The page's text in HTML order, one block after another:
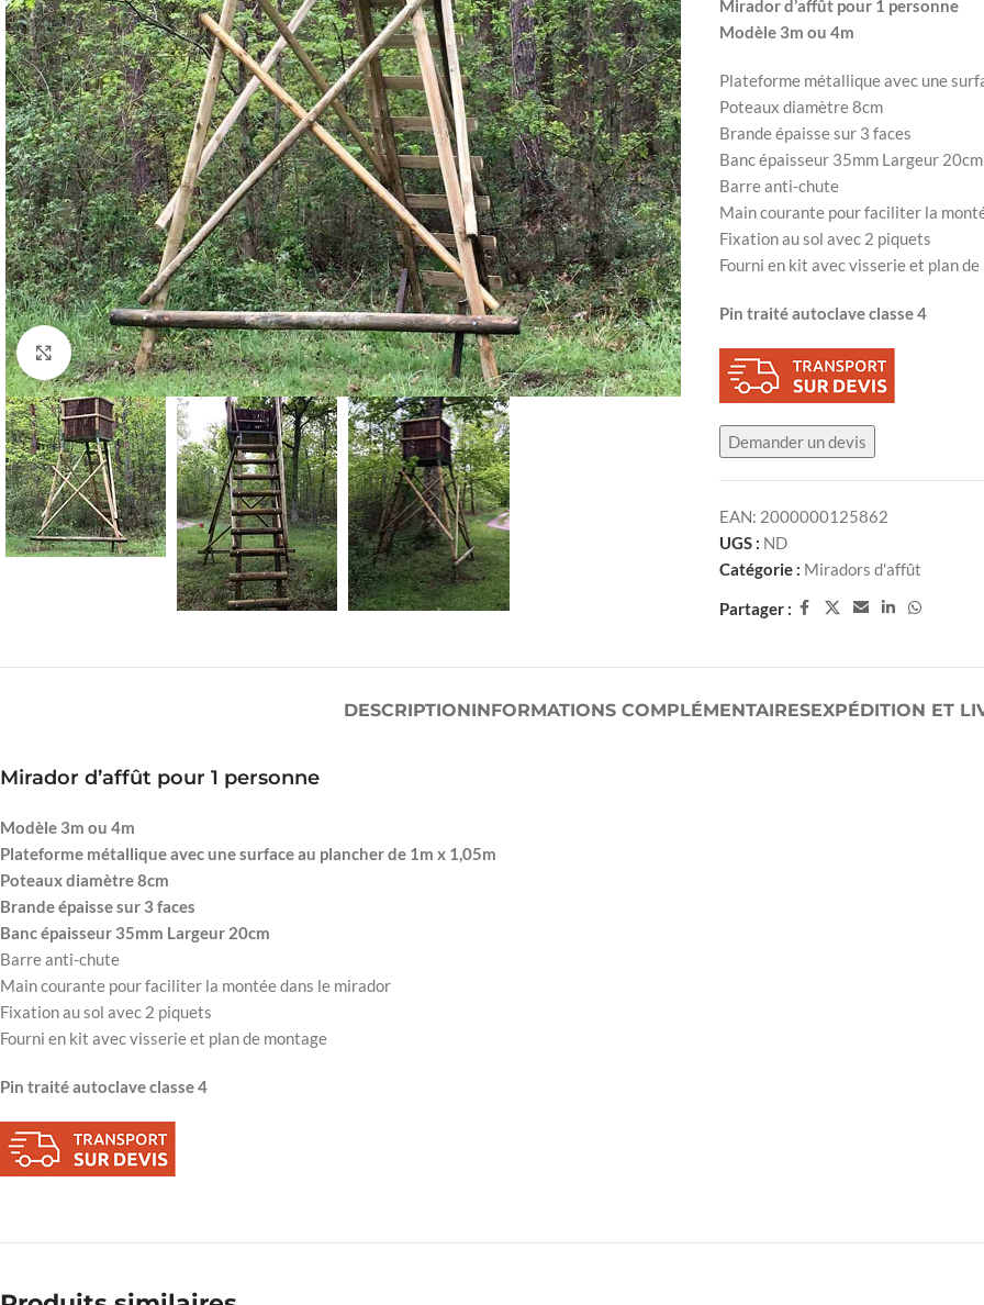
Cliquez pour agrandir
Mirador d’affût pour 1 personne
Modèle 3m ou 4m
Plateforme métallique avec une
Poteaux diamètre 8cm
Brande épaisse sur 3 faces
Banc épaisseur 35mm Largeur 20cm
Barre anti-chute
Main courante pour faciliter la
Fixation au sol avec 2 piquets
Fourni en kit avec visserie et plan
Pin traité autoclave classe 4
Demander un devis
EAN: 2000000125862
UGS : ND
Catégorie : Miradors d'affût
Partager :
DESCRIPTIONINFORMATIONS COMPLÉMENTAIRESEXPÉDITION ET
Mirador d’affût pour 1 personne
Modèle 3m ou 4m
Plateforme métallique avec une surface au plancher de 1m x 1,05m
Poteaux diamètre 8cm
Brande épaisse sur 3 faces
Banc épaisseur 35mm Largeur 20cm
Barre anti-chute
Main courante pour faciliter la montée dans le mirador
Fixation au sol avec 2 piquets
Fourni en kit avec visserie et plan de montage
Pin traité autoclave classe 4